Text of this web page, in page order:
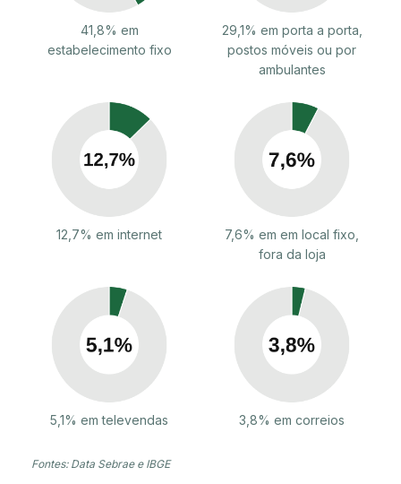
41,8% em
estabelecimento fixo
29,1% em porta a porta,
postos móveis ou por
ambulantes
12,7% em internet
7,6% em em local fixo,
fora da loja
5,1% em televendas 3,8% em correios
Fontes: Data Sebrae e IBGE